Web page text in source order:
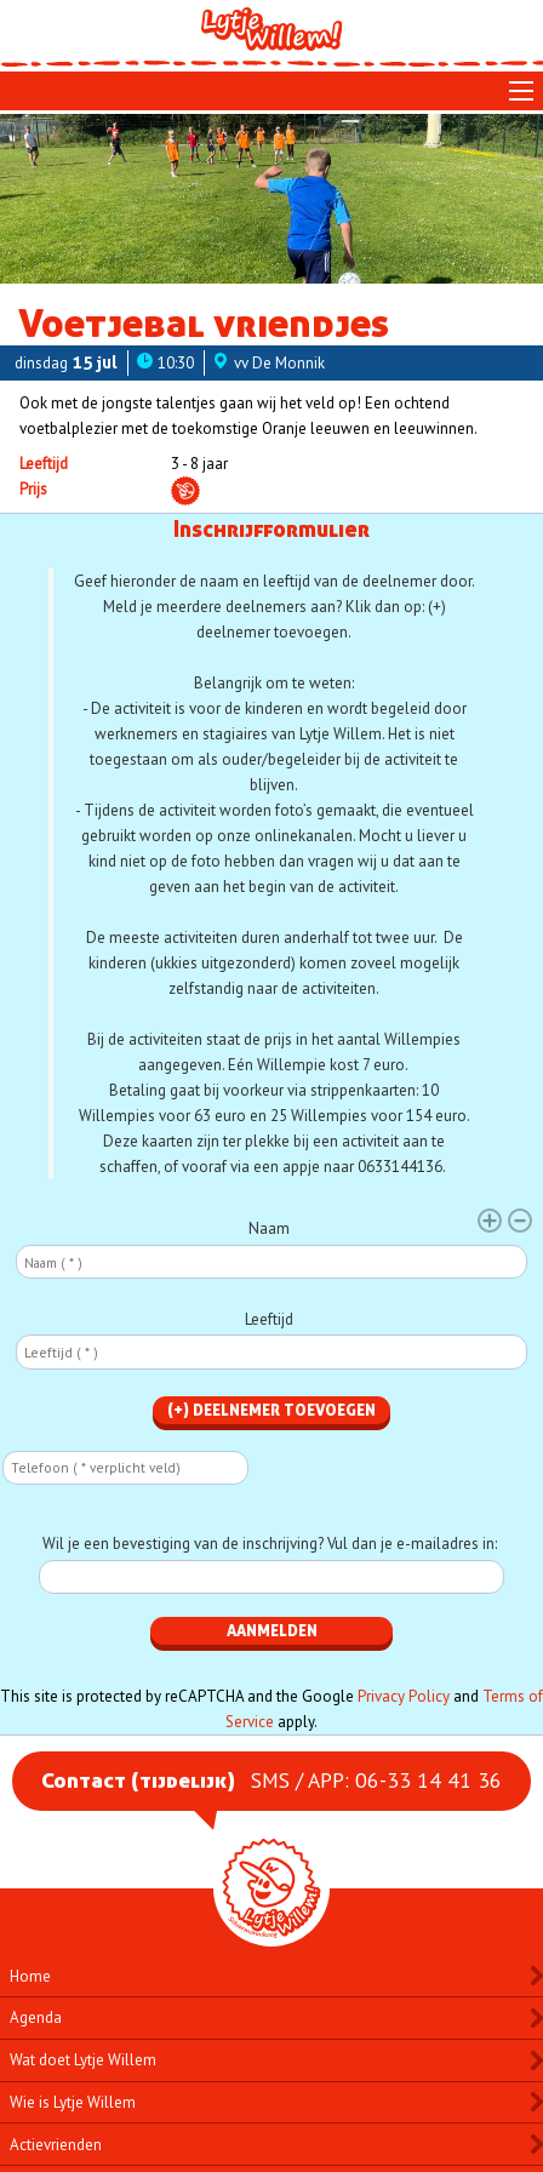
main
Voetjebal vriendjes
dinsdag 15 jul 10:30
vv De Monnik
Ook met de jongste talentjes gaan wij het veld op! Een ochtend
voetbalplezier met de toekomstige Oranje leeuwen en leeuwinnen.
Leeftijd
3 - 8 jaar
Prijs
Inschrijfformulier
Geef hieronder de naam en leeftijd van de deelnemer door.
Meld je meerdere deelnemers aan? Klik dan op: (+)
deelnemer toevoegen.
Belangrijk om te weten:
- De activiteit is voor de kinderen en wordt begeleid door
werknemers en stagiaires van Lytje Willem. Het is niet
toegestaan om als ouder/begeleider bij de activiteit te
blijven.
- Tijdens de activiteit worden foto’s gemaakt, die eventueel
gebruikt worden op onze onlinekanalen. Mocht u liever u
kind niet op de foto hebben dan vragen wij u dat aan te
geven aan het begin van de activiteit.
De meeste activiteiten duren anderhalf tot twee uur. De
kinderen (ukkies uitgezonderd) komen zoveel mogelijk
zelfstandig naar de activiteiten.
Bij de activiteiten staat de prijs in het aantal Willempies
aangegeven. Eén Willempie kost 7 euro.
Betaling gaat bij voorkeur via strippenkaarten:10
Willempies voor 63 euro en 25 Willempies voor 154 euro.
Deze kaarten zijn ter plekke bij een activiteit aan te
schaffen, of vooraf via een appje naar 0633144136.
Naam
Leeftijd
Phone
Wil je een bevestiging van de inschrijving? Vul dan je e-mailadres in:
This site is protected by reCAPTCHA and the Google Privacy Policy and Terms of
Service apply.
Contact (tijdelijk) SMS / APP: 06-33 14 41 36
Home
Agenda
Wat doet Lytje Willem
Wie is Lytje Willem
Actievrienden